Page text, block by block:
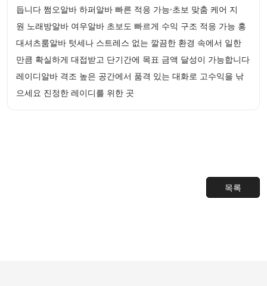
듭니다 쩜오알바 하퍼알바 빠른 적응 가능·초보 맞춤 케어 지
원 노래방알바 여우알바 초보도 빠르게 수익 구조 적응 가능 홍
대셔츠룸알바 텃세나 스트레스 없는 깔끔한 환경 속에서 일한
만큼 확실하게 대접받고 단기간에 목표 금액 달성이 가능합니다
레이디알바 격조 높은 공간에서 품격 있는 대화로 고수익을 낚
으세요 진정한 레이디를 위한 곳
목록